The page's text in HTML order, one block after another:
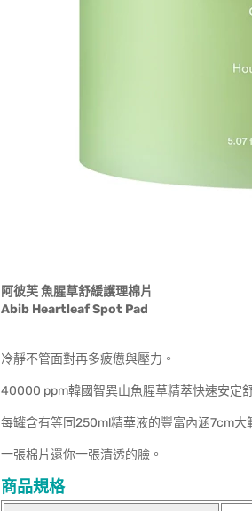
阿彼芙 魚腥草舒緩護理棉片
Abib Heartleaf Spot Pad
冷靜不管面對再多疲憊與壓力。
40000 ppm韓國智異山魚腥草精萃快速安定
每罐含有等同250ml精華液的豐富內涵7cm
一張棉片還你一張清透的臉。
商品規格